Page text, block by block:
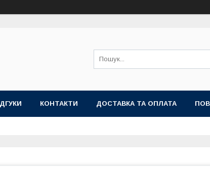
КОНТАКТИ ДОСТАВКА ТА ОПЛАТА